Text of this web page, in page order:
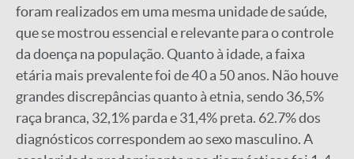
foram realizados em uma mesma unidade de saúde,
que se mostrou essencial e relevante para o controle
da doença na população. Quanto à idade, a faixa
etária mais prevalente foi de 40 a 50 anos. Não houve
grandes discrepâncias quanto à etnia, sendo 36,5%
raça branca, 32,1% parda e 31,4% preta. 62.7% dos
diagnósticos correspondem ao sexo masculino. A